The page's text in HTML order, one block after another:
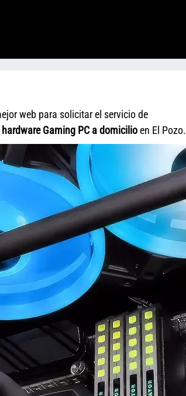
web para solicitar el servicio de
Gaming PC a domicilioen El Pozo.